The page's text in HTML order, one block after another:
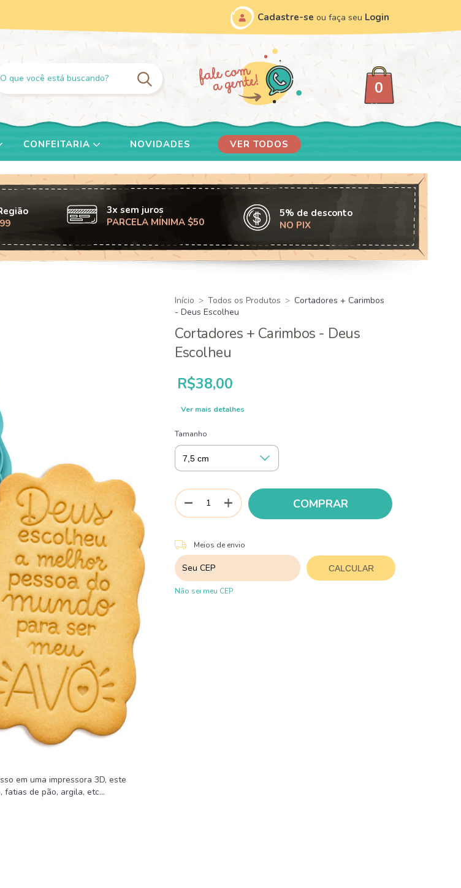
Cadastre-se ou faça seu Login
0
CONFEITARIA NOVIDADES VER TODOS
3x sem juros
PARCELA MÍNIMA $50
5% de desconto
NO PIX
em uma impressora 3D, este
fatias de pão, argila, etc...
Início > Todos os Produtos > Cortadores + Carimbos
- Deus Escolheu
Cortadores + Carimbos - Deus
Escolheu
R$38,00
Ver mais detalhes
Tamanho
Entregas para o CEP:
Meios de envio
CALCULAR
Não sei meu CEP